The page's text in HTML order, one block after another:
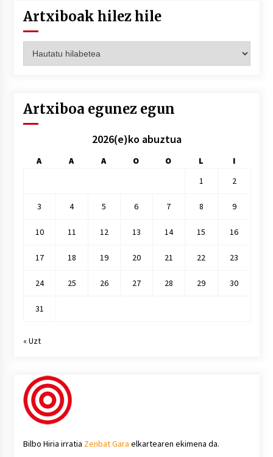
Artxiboak hilez hile
hilez
Artxiboa egunez egun
2026(e)ko abuztua
A A A O O L
I
1
2
3 4 5 6 7 8 9
10 11 12 13 14 15 16
17 18 19 20 21 22 23
24 25 26 27 28 29 30
31
« Uzt
Bilbo Hiria irratia Zenbat Gara elkartearen ekimena da.